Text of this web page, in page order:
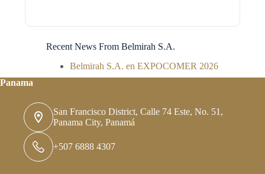
Recent News From Belmirah S.A.
Belmirah S.A. en EXPOCOMER 2026
Panama
San Francisco District, Calle 74 Este, No. 51,
Panama City, Panamá
+507 6888 4307